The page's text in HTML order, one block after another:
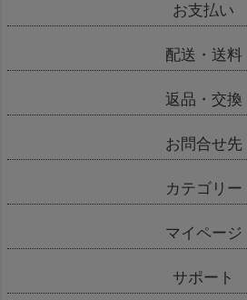
お支払い
配送・送料
返品・交換
お問合せ先
カテゴリー
マイページ
サポート